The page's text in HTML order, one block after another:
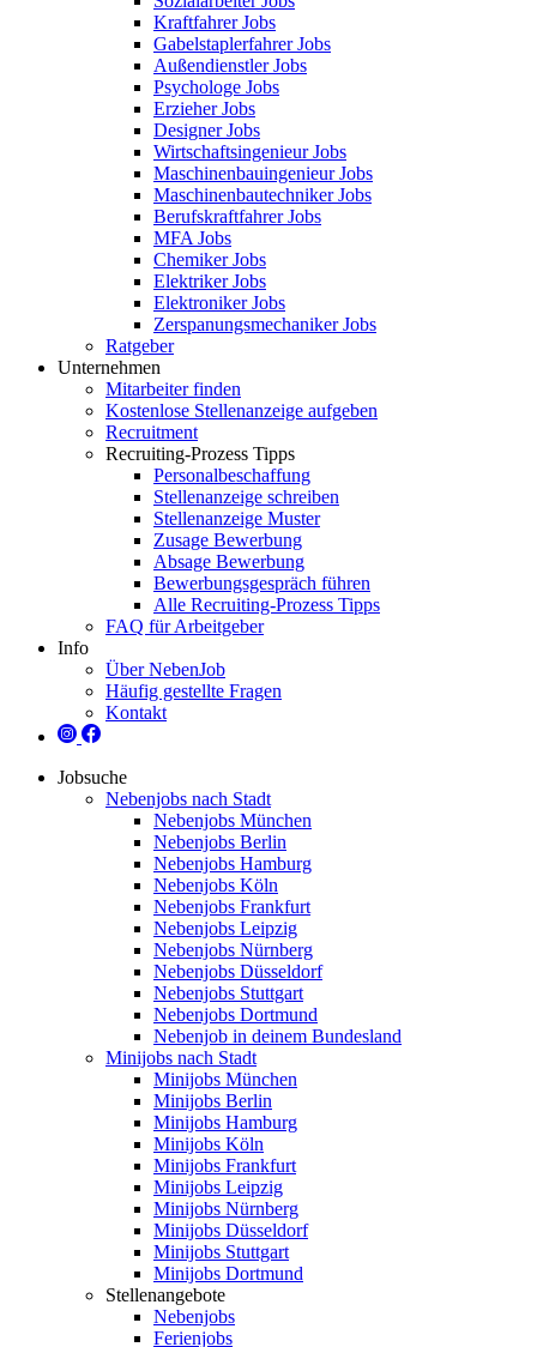
Kraftfahrer Jobs
Gabelstaplerfahrer Jobs
Außendienstler Jobs
Psychologe Jobs
Erzieher Jobs
Designer Jobs
Wirtschaftsingenieur Jobs
Maschinenbauingenieur Jobs
Maschinenbautechniker Jobs
Berufskraftfahrer Jobs
MFA Jobs
Chemiker Jobs
Elektriker Jobs
Elektroniker Jobs
Zerspanungsmechaniker Jobs
Ratgeber
Unternehmen
Mitarbeiter finden
Kostenlose Stellenanzeige aufgeben
Recruitment
Recruiting-Prozess Tipps
Personalbeschaffung
Stellenanzeige schreiben
Stellenanzeige Muster
Zusage Bewerbung
Absage Bewerbung
Bewerbungsgespräch führen
Alle Recruiting-Prozess Tipps
FAQ für Arbeitgeber
Info
Über NebenJob
Häufig gestellte Fragen
Kontakt
Jobsuche
Nebenjobs nach Stadt
Nebenjobs München
Nebenjobs Berlin
Nebenjobs Hamburg
Nebenjobs Köln
Nebenjobs Frankfurt
Nebenjobs Leipzig
Nebenjobs Nürnberg
Nebenjobs Düsseldorf
Nebenjobs Stuttgart
Nebenjobs Dortmund
Nebenjob in deinem Bundesland
Minijobs nach Stadt
Minijobs München
Minijobs Berlin
Minijobs Hamburg
Minijobs Köln
Minijobs Frankfurt
Minijobs Leipzig
Minijobs Nürnberg
Minijobs Düsseldorf
Minijobs Stuttgart
Minijobs Dortmund
Stellenangebote
Nebenjobs
Ferienjobs